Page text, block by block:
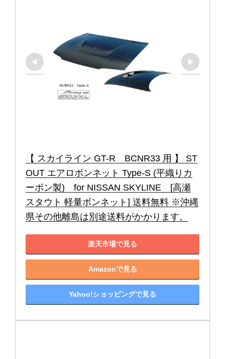
【 スカイライン GT-R　BCNR33 用 】 ST
OUT エアロボンネット Type-S (平織りカ
ーボン製)　for NISSAN SKYLINE　[高瀬
スタウト 軽量ボンネット] 送料無料 ※沖縄
県その他離島は別途送料がかかります。
楽天市場で見る
Amazonで見る
Yahoo!ショッピングで見る